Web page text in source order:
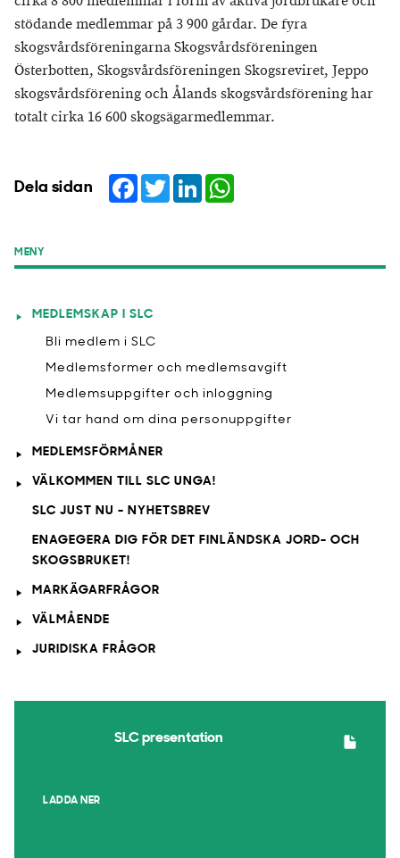
stödande medlemmar på 3 900 gårdar. De fyra
skogsvårdsföreningarna Skogsvårdsföreningen
Österbotten, Skogsvårdsföreningen Skogsreviret, Jeppo
skogsvårdsförening och Ålands skogsvårdsförening har
totalt cirka 16 600 skogsägarmedlemmar.
Dela sidan Facebook
TwitterLinkedIn
MENY
MEDLEMSKAP I SLC
Bli medlem i SLC
Medlemsformer och medlemsavgift
Medlemsuppgifter och inloggning
Vi tar hand om dina personuppgifter
MEDLEMSFÖRMÅNER
VÄLKOMMEN TILL SLC UNGA!
SLC JUST NU - NYHETSBREV
ENAGEGERA DIG FÖR DET FINLÄNDSKA JORD- OCH
SKOGSBRUKET!
MARKÄGARFRÅGOR
VÄLMÅENDE
JURIDISKA FRÅGOR
SLC presentation
LADDA NER